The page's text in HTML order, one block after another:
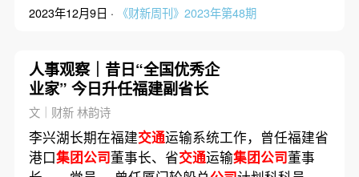
2023年12月9日 · 《财新周刊》2023年第48期
人事观察｜昔日“全国优秀企
业家” 今日升任福建副省长
文｜财新 林韵诗
李兴湖长期在福建交通运输系统工作，曾任福建省
港口集团公司董事长、省交通运输集团公司董事